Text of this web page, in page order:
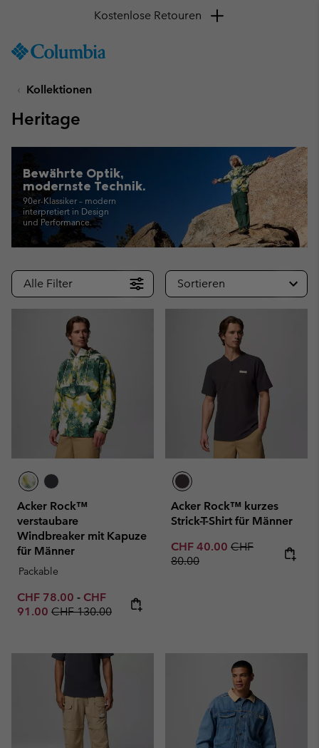
TO
SKIP
MAIN
TO
SEARCH
Kollektionen
Heritage
Bewährte Optik,
modernste Technik.
90er-Klassiker – modern
interpretiert in Design
und Performance.
Alle Filter Sortieren
Acker Rock™
verstaubare
Windbreaker mit Kapuze
für Männer
Packable
Minimum sale price:
CHF 78.00 - Maximum sale price:
CHF
91.00 Regular price:
CHF 130.00
Acker Rock™ kurzes
Strick-T-Shirt für Männer
Sale price:
CHF 40.00 Regular price:
CHF
80.00